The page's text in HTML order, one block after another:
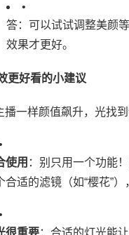
•
答：可以试试调整美颜
效果才更好。
更好看的小建议​
播一样颜值飙升，光找
使用​ ：别只用一个功能
合适的滤镜（如“樱花”）
很重要​：合适的灯光能